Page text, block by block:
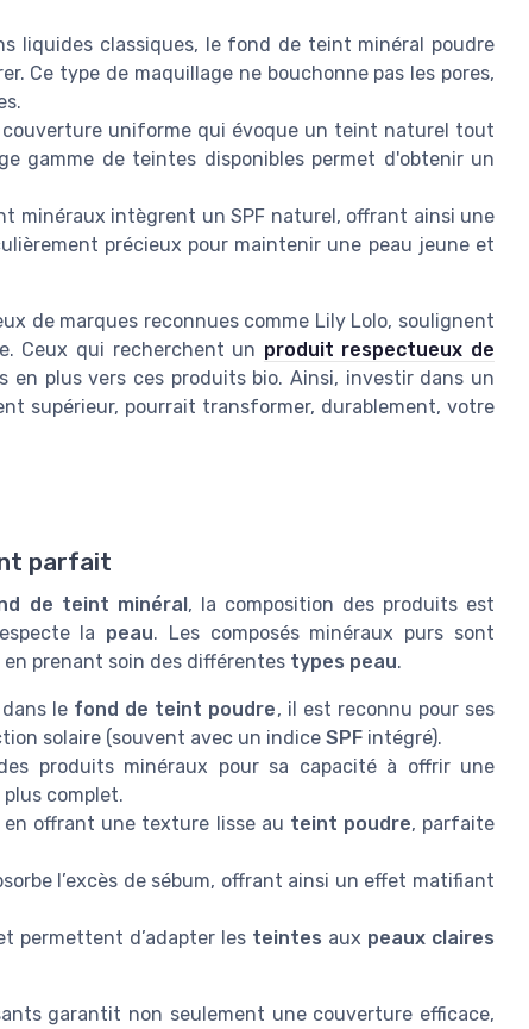
liquides classiques, le fond de teint minéral poudre
Ce type de maquillage ne bouchonne pas les pores,
couverture uniforme qui évoque un teint naturel tout
gamme de teintes disponibles permet d'obtenir un
minéraux intègrent un SPF naturel, offrant ainsi une
précieux pour maintenir une peau jeune et
de marques reconnues comme Lily Lolo, soulignent
Ceux qui recherchent un produit respectueux de
plus vers ces produits bio. Ainsi, investir dans un
supérieur, pourrait transformer, durablement, votre
parfait
de teint minéral, la composition des produits est
la peau. Les composés minéraux purs sont
prenant soin des différentes types peau.
le fond de teint poudre, il est reconnu pour ses
solaire (souvent avec un indice SPF intégré).
produits minéraux pour sa capacité à offrir une
plus complet.
offrant une texture lisse au teint poudre, parfaite
l’excès de sébum, offrant ainsi un effet matifiant
permettent d’adapter les teintes aux peaux claires
garantit non seulement une couverture efficace,